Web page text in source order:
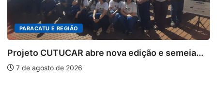
PARACATU E REGIÃO
Projeto CUTUCAR abre nova edição e semeia...
7 de agosto de 2026